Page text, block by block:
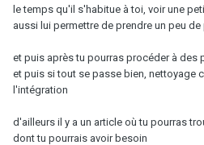
le temps qu'il s'habitue à toi, voir une
aussi lui permettre de prendre un peu
et puis après tu pourras procéder à des
et puis si tout se passe bien, nettoyage
l'intégration
d'ailleurs il y a un article où tu pourras
dont tu pourrais avoir besoin